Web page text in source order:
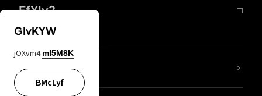
FfYIy2
ZbBJcb
GIvKYW
jOXvm4 mI5M8K
BMcLyf